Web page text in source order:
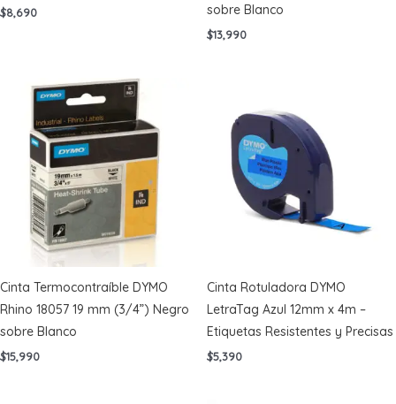
$8,690
sobre Blanco
$13,990
Cinta Termocontraíble DYMO
Rhino 18057 19 mm (3/4”) Negro
sobre Blanco
$15,990
Cinta Rotuladora DYMO
LetraTag Azul 12mm x 4m –
Etiquetas Resistentes y Precisas
$5,390